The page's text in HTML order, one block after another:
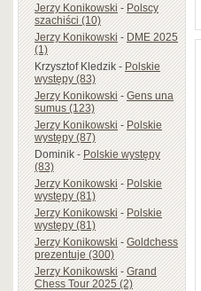
Jerzy Konikowski-Polscy
szachiści (10)
Jerzy Konikowski-DME 2025
(1)
Krzysztof Kledzik-Polskie
występy (83)
Jerzy Konikowski-Gens una
sumus (123)
Jerzy Konikowski-Polskie
występy (87)
Dominik-Polskie występy
(83)
Jerzy Konikowski-Polskie
występy (81)
Jerzy Konikowski-Polskie
występy (81)
Jerzy Konikowski-Goldchess
prezentuje (300)
Jerzy Konikowski-Grand
Chess Tour 2025 (2)